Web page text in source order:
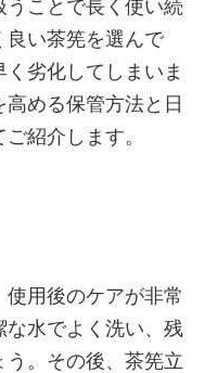
ことで長く使い続
良い茶筅を選んで
劣化してしまいま
める保管方法と日
紹介します。
用後のケアが非常
な水でよく洗い、残
。その後、茶筅立